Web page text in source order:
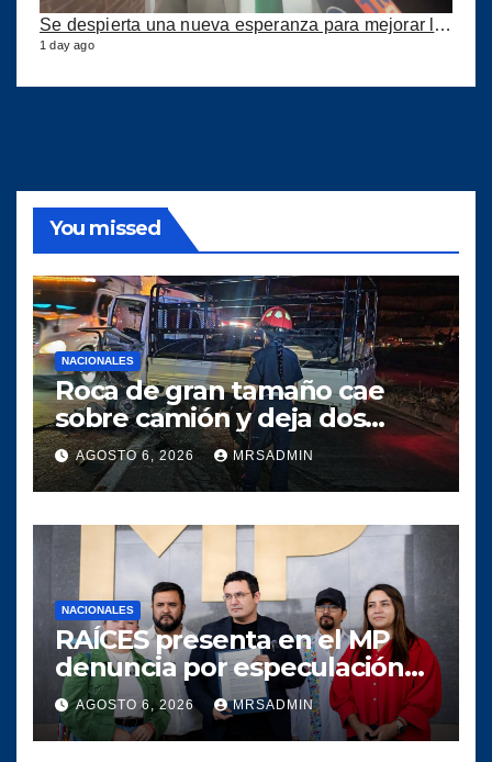
1 day ago
You missed
NACIONALES
Roca de gran tamaño cae
sobre camión y deja dos
heridos en ruta al Atlántico
AGOSTO 6, 2026 MRSADMIN
NACIONALES
RAÍCES presenta en el MP
denuncia por especulación
en los precios de
combustible
AGOSTO 6, 2026 MRSADMIN